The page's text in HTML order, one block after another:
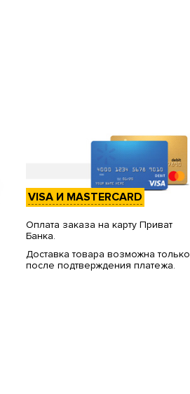
VISA И MASTERCARD
Оплата заказа на карту Приват
Банка.
Доставка товара возможна только
после подтверждения платежа.